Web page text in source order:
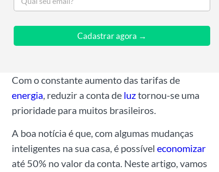
Cadastrar agora →
Com o constante aumento das tarifas de
energia, reduzir a conta de luztornou-se uma
prioridade para muitos brasileiros.
A boa notícia é que, com algumas mudanças
inteligentes na sua casa, é possível economizar
até 50% no valor da conta. Neste artigo, vamos